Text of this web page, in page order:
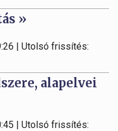
»
| Utolsó frissítés:
alapelvei
| Utolsó frissítés: